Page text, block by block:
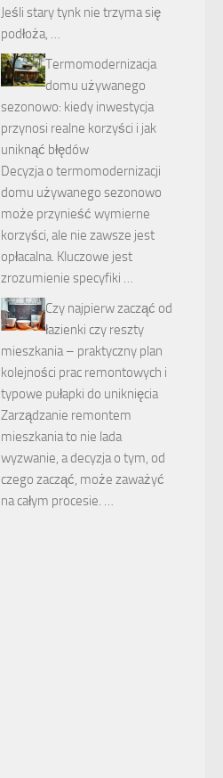
Jeśli stary tynk nie trzyma się
podłoża, …
Termomodernizacja
domu używanego
sezonowo: kiedy inwestycja
przynosi realne korzyści i jak
uniknąć błędów
Decyzja o termomodernizacji
domu używanego sezonowo
może przynieść wymierne
korzyści, ale nie zawsze jest
opłacalna. Kluczowe jest
zrozumienie specyfiki …
Czy najpierw zacząć od
łazienki czy reszty
mieszkania – praktyczny plan
kolejności prac remontowych i
typowe pułapki do uniknięcia
Zarządzanie remontem
mieszkania to nie lada
wyzwanie, a decyzja o tym, od
czego zacząć, może zaważyć
na całym procesie. …